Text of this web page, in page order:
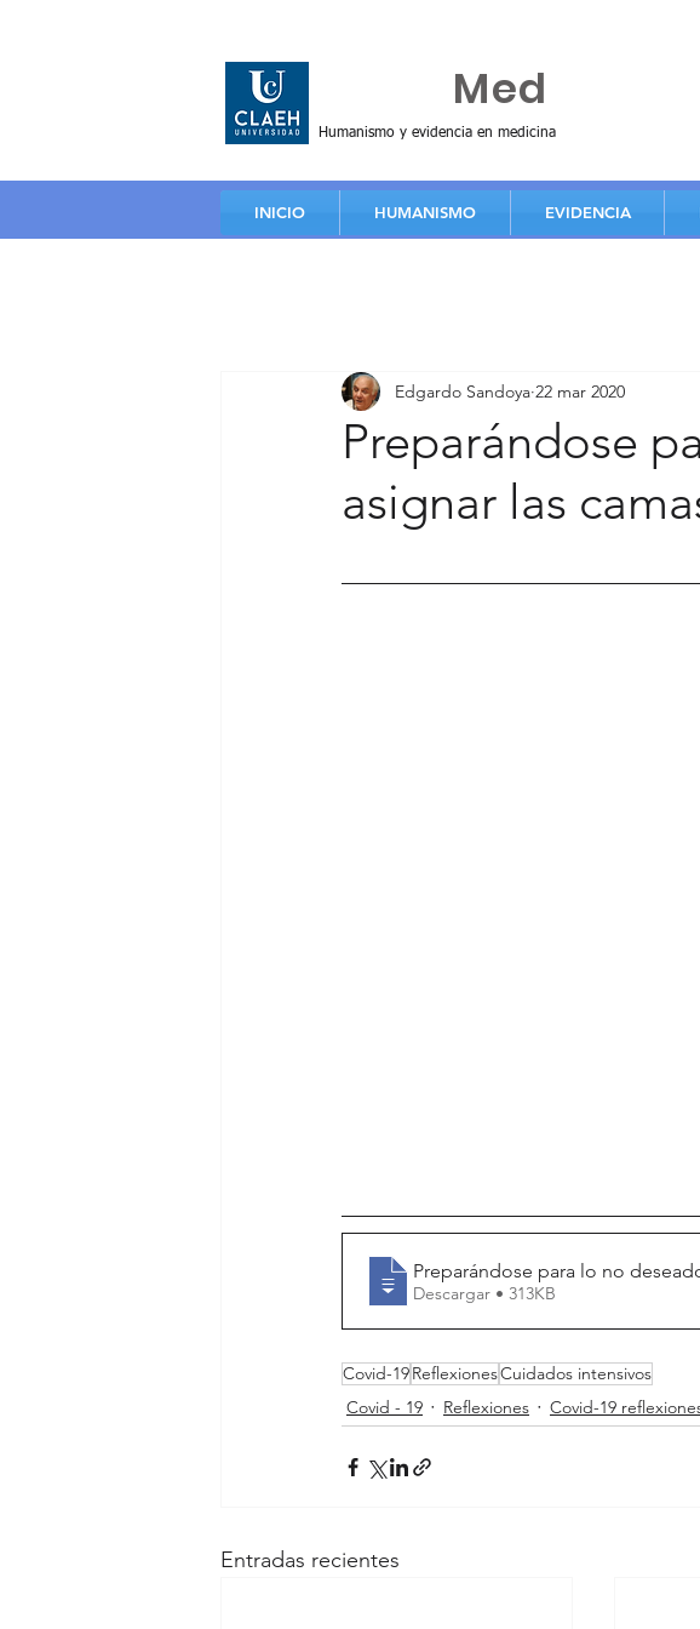
Humanismo y evidencia en medicina
Med
INICIO HUMANISMO EVIDENCIA
Preparándose
asignar las
Edgardo Sandoya 22 mar 2020
Preparándose para lo no
Descargar • 313KB
Covid-19ReflexionesCuidados intensivos
Covid - 19
Reflexiones Covid-19
Entradas recientes